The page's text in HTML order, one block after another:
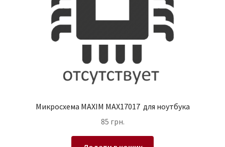
Микросхема MAXIM MAX17017 для ноутбука
85 грн.